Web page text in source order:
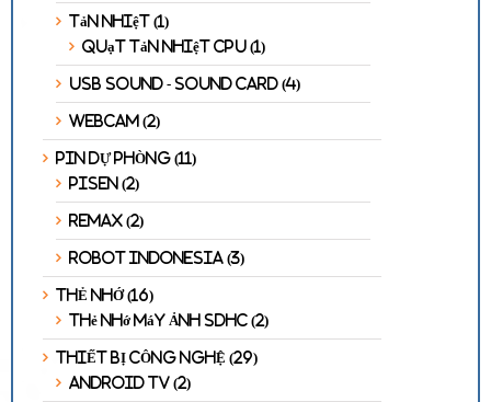
Tản Nhiệt (1)
Quạt Tản Nhiệt CPU (1)
USB Sound - Sound Card (4)
Webcam (2)
PIN DỰ PHÒNG (11)
Pisen (2)
Remax (2)
Robot Indonesia (3)
THẺ NHỚ (16)
Thẻ Nhớ Máy Ảnh SDHC (2)
THIẾT BỊ CÔNG NGHỆ (29)
Android TV (2)